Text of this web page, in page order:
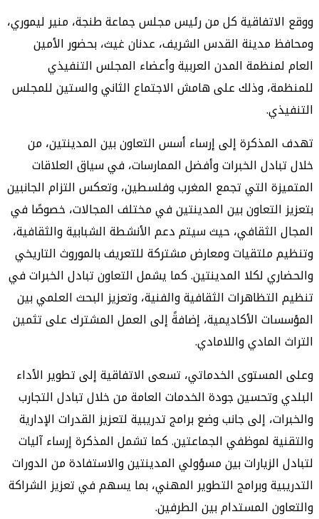
ووقع الاتفاقية كل من رئيس مجلس جماعة طنجة، منير ليموري،
ومحافظ مدينة القدس الشريف، عدنان غيث، بحضور الأمين
العام لمنظمة المدن العربية وأعضاء المجلس التنفيذي
للمنظمة، وذلك على هامش الاجتماع الثاني والستين للمجلس
التنفيذي.
تهدف المذكرة إلى إرساء أسس التعاون بين المدينتين، من
خلال تبادل الخبرات وأفضل الممارسات، في سياق العلاقات
المتميزة التي تجمع المغرب وفلسطين، وتعكس التزام الجانبين
بتعزيز التعاون بين المدينتين في مختلف المجالات، خصوصًا في
المجال الثقافي، حيث سيتم دعم الأنشطة الشبابية والثقافية،
وتنظيم ملتقيات ومعارض مشتركة للتعريف بالموروث التاريخي
والحضاري لكلا المدينتين. كما يشمل التعاون تبادل الخبرات في
تنظيم التظاهرات الثقافية والفنية، وتعزيز البحث العلمي بين
المؤسسات الأكاديمية، إضافةً إلى العمل المشترك على تثمين
التراث المادي واللامادي.
وعلى المستوى الخدماتي، تسعى الاتفاقية إلى تطوير الأداء
البلدي وتحسين جودة الخدمات العامة من خلال تبادل التجارب
والخبرات، إلى جانب وضع برامج تدريبية لتعزيز القدرات الإدارية
والتقنية لموظفي الجماعتين. كما تشمل المذكرة إرساء آليات
لتبادل الزيارات بين مسؤولي المدينتين والاستفادة من الدورات
التدريبية وبرامج التطوير المهني، بما يسهم في تعزيز الشراكة
والتعاون المستدام بين الطرفين.